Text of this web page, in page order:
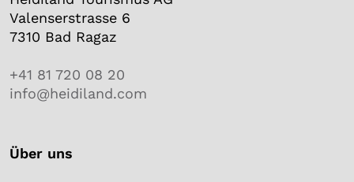
Valenserstrasse 6
7310 Bad Ragaz
+41 81 720 08 20
info@heidiland.com
Über uns
Brauchtum
Kulinarik
Kultur